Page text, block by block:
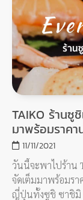
TAIKO ร้านซู
มาพร้อมราค
11/11/2021
วันนี้จะพาไปร้าน
จัดเต็มมาพร้อมร
ญี่ปุ่นทั้งซูชิ ซาชิมิ